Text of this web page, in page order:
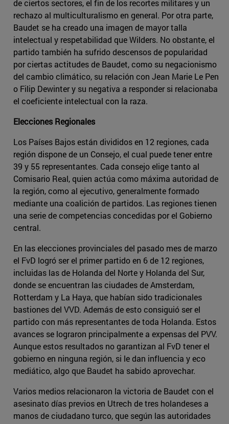
de ciertos sectores, el fin de los recortes militares y un
rechazo al multiculturalismo en general. Por otra parte,
Baudet se ha creado una imagen de mayor talla
intelectual y respetabilidad que Wilders. No obstante, el
partido también ha sufrido descensos de popularidad
por ciertas actitudes de Baudet, como su negacionismo
del cambio climático, su relación con Jean Marie Le Pen
o Filip Dewinter y su negativa a responder si relacionaba
el coeficiente intelectual con la raza.
Elecciones Regionales
Los Países Bajos están divididos en 12 regiones, cada
región dispone de un Consejo, el cual puede tener entre
39 y 55 representantes. Cada consejo elige tanto al
Comisario Real, quien actúa como máxima autoridad de
la región, como al ejecutivo, generalmente formado
mediante una coalición de partidos. Las regiones tienen
una serie de competencias concedidas por el Gobierno
central.
En las elecciones provinciales del pasado mes de marzo
el FvD logró ser el primer partido en 6 de 12 regiones,
incluidas las de Holanda del Norte y Holanda del Sur,
donde se encuentran las ciudades de Amsterdam,
Rotterdam y La Haya, que habían sido tradicionales
bastiones del VVD. Además de esto consiguió ser el
partido con más representantes de toda Holanda. Estos
avances se lograron principalmente a expensas del PVV.
Aunque estos resultados no garantizan al FvD tener el
gobierno en ninguna región, si le dan influencia y eco
mediático, algo que Baudet ha sabido aprovechar.
Varios medios relacionaron la victoria de Baudet con el
asesinato días previos en Utrech de tres holandeses a
manos de ciudadano turco, que según las autoridades